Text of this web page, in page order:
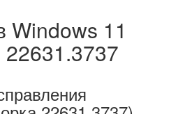
Windows 11